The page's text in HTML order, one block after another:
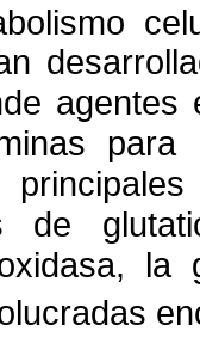
agentes
para
de
la